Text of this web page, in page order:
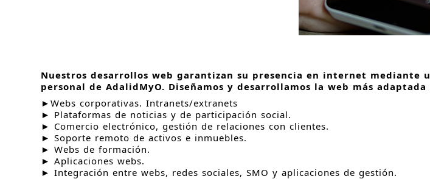
Nuestros desarrollos web garantizan su presencia en internet
personal de AdalidMyO. Diseñamos y desarrollamos la web más
►Webs corporativas. Intranets/extranets
► Plataformas de noticias y de participación social.
► Comercio electrónico, gestión de relaciones con clientes.
► Soporte remoto de activos e inmuebles.
► Webs de formación.
► Aplicaciones webs.
► Integración entre webs, redes sociales, SMO y aplicaciones de gestión.